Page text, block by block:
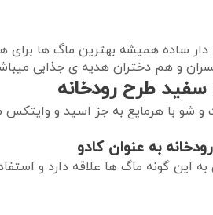
ساده همیشه بهترین ماگ ها برای
و هم دختران هدیه ی جذابی
طرح رودخانه
شو با هرمایع به جز اسید و وایتکس
به عنوان کادو
به این گونه ماگ ها علاقه دارد و